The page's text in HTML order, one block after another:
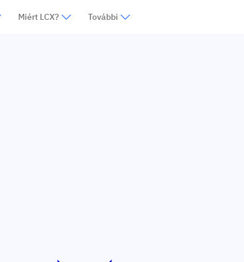
Miért LCX? További